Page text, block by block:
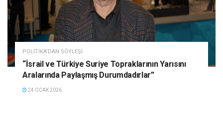
POLITIKA'DAN SÖYLEŞI
“İsrail ve Türkiye Suriye Topraklarının Yarısını
Aralarında Paylaşmış Durumdadırlar”
24 OCAK 2026